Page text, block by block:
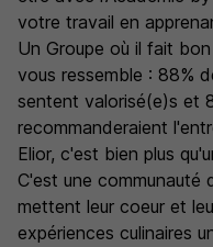
votre travail en
Un Groupe où il fait
vous ressemble : 88%
sentent valorisé(e)s et
recommanderaient
Elior, c'est bien plus
C'est une communauté
mettent leur coeur et
expériences culinaires